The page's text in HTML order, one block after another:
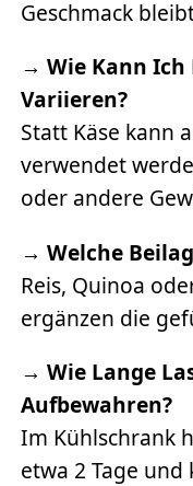
Geschmack
→Wie Kann
Variieren?
Statt Käse kann
verwendet
oder andere
→Welche
Reis, Quinoa
ergänzen die
→Wie Lange
Aufbewahren?
Im Kühlschrank
etwa 2 Tage